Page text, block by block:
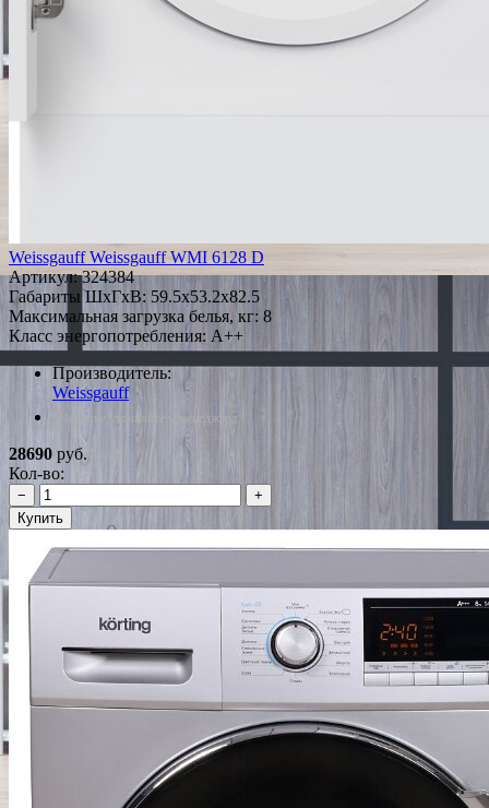
Weissgauff Weissgauff WMI 6128 D
Артикул:324384
Габариты ШxГxВ: 59.5x53.2x82.5
Максимальная загрузка белья, кг: 8
Класс энергопотребления: A++
Производитель:
Weissgauff
*Наличие уточняйте у менеджера
28690 руб.
Кол-во:
−
+
Купить